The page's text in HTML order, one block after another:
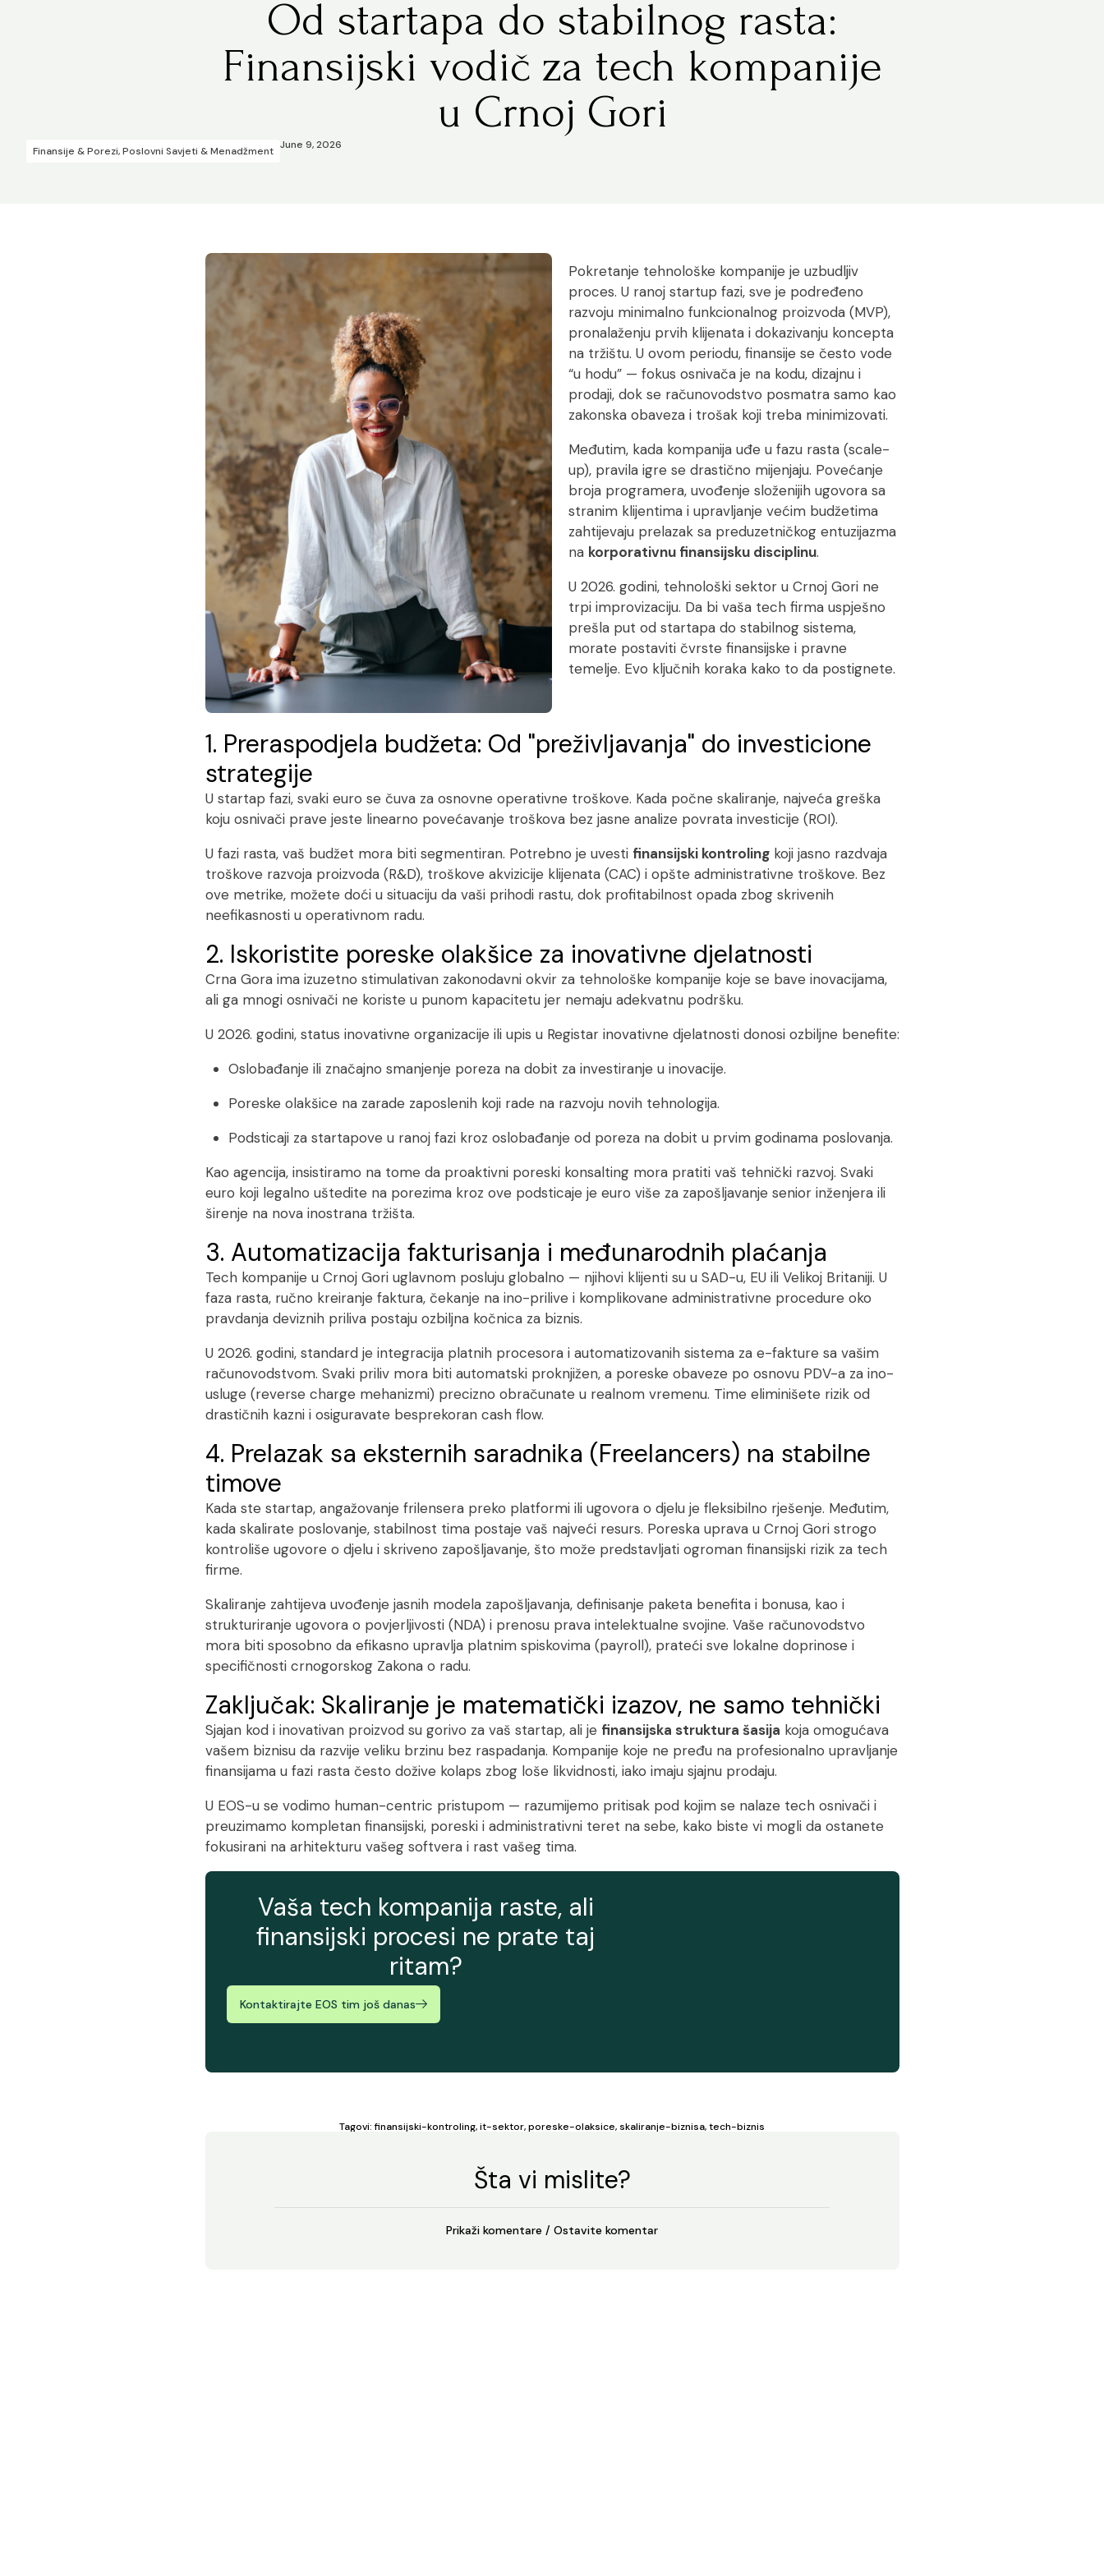
Od startapa do stabilnog rasta:
Finansijski vodič za tech kompanije
u Crnoj Gori
Finansije & Porezi,Poslovni Savjeti & Menadžment June 9, 2026
Pokretanje tehnološke kompanije je uzbudljiv
proces. U ranoj startup fazi, sve je podređeno
razvoju minimalno funkcionalnog proizvoda (MVP),
pronalaženju prvih klijenata i dokazivanju koncepta
na tržištu. U ovom periodu, finansije se često vode
“u hodu” — fokus osnivača je na kodu, dizajnu i
prodaji, dok se računovodstvo posmatra samo kao
zakonska obaveza i trošak koji treba minimizovati.
Međutim, kada kompanija uđe u fazu rasta (scale-
up), pravila igre se drastično mijenjaju. Povećanje
broja programera, uvođenje složenijih ugovora sa
stranim klijentima i upravljanje većim budžetima
zahtijevaju prelazak sa preduzetničkog entuzijazma
na korporativnu finansijsku disciplinu.
U 2026. godini, tehnološki sektor u Crnoj Gori ne
trpi improvizaciju. Da bi vaša tech firma uspješno
prešla put od startapa do stabilnog sistema,
morate postaviti čvrste finansijske i pravne
temelje. Evo ključnih koraka kako to da postignete.
1. Preraspodjela budžeta: Od "preživljavanja" do investicione
strategije
U startap fazi, svaki euro se čuva za osnovne operativne troškove. Kada počne skaliranje, najveća greška
koju osnivači prave jeste linearno povećavanje troškova bez jasne analize povrata investicije (ROI).
U fazi rasta, vaš budžet mora biti segmentiran. Potrebno je uvesti finansijski kontrolingkoji jasno razdvaja
troškove razvoja proizvoda (R&D), troškove akvizicije klijenata (CAC) i opšte administrativne troškove. Bez
ove metrike, možete doći u situaciju da vaši prihodi rastu, dok profitabilnost opada zbog skrivenih
neefikasnosti u operativnom radu.
2. Iskoristite poreske olakšice za inovativne djelatnosti
Crna Gora ima izuzetno stimulativan zakonodavni okvir za tehnološke kompanije koje se bave inovacijama,
ali ga mnogi osnivači ne koriste u punom kapacitetu jer nemaju adekvatnu podršku.
U 2026. godini, status inovativne organizacije ili upis u Registar inovativne djelatnosti donosi ozbiljne benefite:
Oslobađanje ili značajno smanjenje poreza na dobit za investiranje u inovacije.
Poreske olakšice na zarade zaposlenih koji rade na razvoju novih tehnologija.
Podsticaji za startapove u ranoj fazi kroz oslobađanje od poreza na dobit u prvim godinama poslovanja.
Kao agencija, insistiramo na tome da proaktivni poreski konsalting mora pratiti vaš tehnički razvoj. Svaki
euro koji legalno uštedite na porezima kroz ove podsticaje je euro više za zapošljavanje senior inženjera ili
širenje na nova inostrana tržišta.
3. Automatizacija fakturisanja i međunarodnih plaćanja
Tech kompanije u Crnoj Gori uglavnom posluju globalno — njihovi klijenti su u SAD-u, EU ili Velikoj Britaniji. U
faza rasta, ručno kreiranje faktura, čekanje na ino-prilive i komplikovane administrativne procedure oko
pravdanja deviznih priliva postaju ozbiljna kočnica za biznis.
U 2026. godini, standard je integracija platnih procesora i automatizovanih sistema za e-fakture sa vašim
računovodstvom. Svaki priliv mora biti automatski proknjižen, a poreske obaveze po osnovu PDV-a za ino-
usluge (reverse charge mehanizmi) precizno obračunate u realnom vremenu. Time eliminišete rizik od
drastičnih kazni i osiguravate besprekoran cash flow.
4. Prelazak sa eksternih saradnika (Freelancers) na stabilne
timove
Kada ste startap, angažovanje frilensera preko platformi ili ugovora o djelu je fleksibilno rješenje. Međutim,
kada skalirate poslovanje, stabilnost tima postaje vaš najveći resurs. Poreska uprava u Crnoj Gori strogo
kontroliše ugovore o djelu i skriveno zapošljavanje, što može predstavljati ogroman finansijski rizik za tech
firme.
Skaliranje zahtijeva uvođenje jasnih modela zapošljavanja, definisanje paketa benefita i bonusa, kao i
strukturiranje ugovora o povjerljivosti (NDA) i prenosu prava intelektualne svojine. Vaše računovodstvo
mora biti sposobno da efikasno upravlja platnim spiskovima (payroll), prateći sve lokalne doprinose i
specifičnosti crnogorskog Zakona o radu.
Zaključak: Skaliranje je matematički izazov, ne samo tehnički
Sjajan kod i inovativan proizvod su gorivo za vaš startap, ali je finansijska struktura šasija koja omogućava
vašem biznisu da razvije veliku brzinu bez raspadanja. Kompanije koje ne pređu na profesionalno upravljanje
finansijama u fazi rasta često dožive kolaps zbog loše likvidnosti, iako imaju sjajnu prodaju.
U EOS-u se vodimo human-centric pristupom — razumijemo pritisak pod kojim se nalaze tech osnivači i
preuzimamo kompletan finansijski, poreski i administrativni teret na sebe, kako biste vi mogli da ostanete
fokusirani na arhitekturu vašeg softvera i rast vašeg tima.
Vaša tech kompanija raste, ali
finansijski procesi ne prate taj
ritam?
Kontaktirajte EOS tim još danas
Tagovi:finansijski-kontroling,it-sektor,poreske-olaksice,skaliranje-biznisa,tech-biznis
Šta vi mislite?
Prikaži komentare / Ostavite komentar